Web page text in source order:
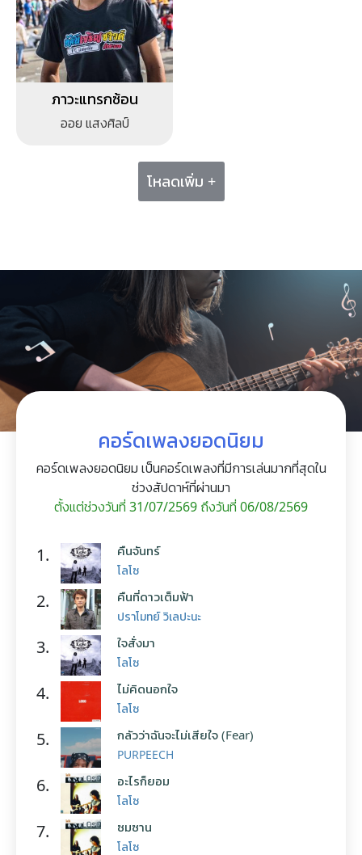
ภาวะแทรกซ้อน
ออย แสงศิลป์
โหลดเพิ่ม +
คอร์ดเพลงยอดนิยม
คอร์ดเพลงยอดนิยม เป็นคอร์ดเพลงที่มีการเล่นมากที่สุดใน
ช่วงสัปดาห์ที่ผ่านมา
ตั้งแต่ช่วงวันที่ 31/07/2569 ถึงวันที่ 06/08/2569
1. คืนจันทร์
โลโซ
2. คืนที่ดาวเต็มฟ้า
ปราโมทย์ วิเลปะนะ
3. ใจสั่งมา
โลโซ
4. ไม่คิดนอกใจ
โลโซ
5. กลัวว่าฉันจะไม่เสียใจ (Fear)
PURPEECH
6. อะไรก็ยอม
โลโซ
7. ซมซาน
โลโซ